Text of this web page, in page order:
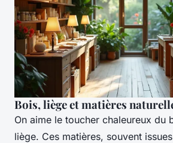
Bois, liège et matières
On aime le toucher chaleureux du
liège. Ces matières, souvent